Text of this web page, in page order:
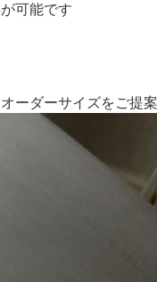
可能です
ーダーサイズをご提案